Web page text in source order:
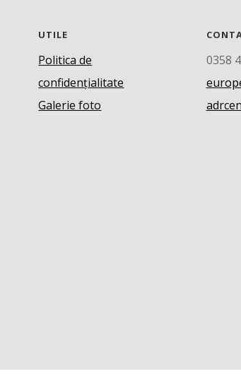
UTILE
Politica de
confidențialitate
Galerie foto
0358